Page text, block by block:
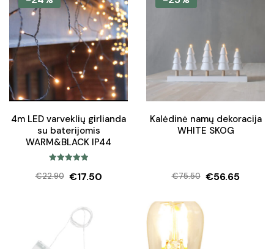
4m LED varveklių girlianda
su baterijomis
WARM&BLACK IP44
5.00
iš 5
€22.90
Original
was:
€22.90.
€17.50
Current
is:
€17.50.
Kalėdinė namų dekoracija
WHITE SKOG
€75.50
Original
€56.65
Current